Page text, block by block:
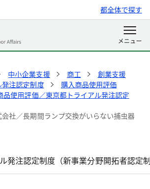
都全体で探す
中小企業支援 商工
創業支援
注認定制度
購入商品使用評価
品使用評価／東京都トライアル発注認定
社／長期間ランプ交換がいらない捕虫器
発注認定制度（新事業分野開拓者認定